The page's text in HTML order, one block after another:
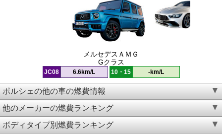
メルセデスＡＭＧ
Gクラス
JC08 6.6km/L 10・15 -km/L
ポルシェの他の車の燃費情報
他のメーカーの燃費ランキング
ボディタイプ別燃費ランキング